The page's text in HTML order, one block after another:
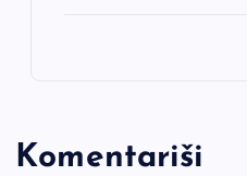
Komentariši